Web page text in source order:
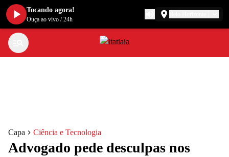
Capa Ciência e Tecnologia
Advogado pede desculpas nos
Tocando agora!
Ouça ao vivo /24h